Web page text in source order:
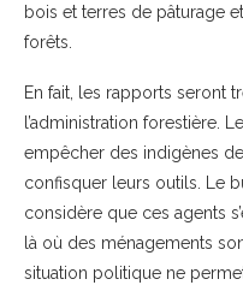
bois et terres de pâturage
forêts.
En fait, les rapports seront
l’administration forestière.
empêcher des indigènes
confisquer leurs outils. Le
considère que ces agents
là où des ménagements
situation politique ne